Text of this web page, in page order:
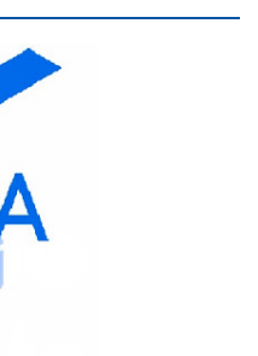
e muito mais